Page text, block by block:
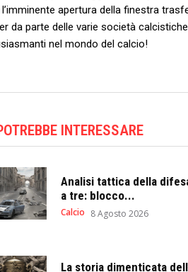
apertura della finestra
da parte ⁢delle ⁤varie società‍
nel mondo del calcio!
INTERESSARE
Analisi tattica della
a tre: blocco...
Calcio 8 Agosto 2026
La storia dimenticata